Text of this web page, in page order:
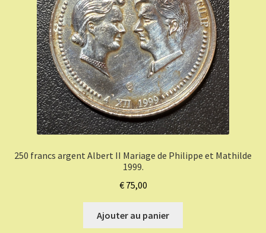
250 francs argent Albert II Mariage de Philippe et Mathilde
1999.
€75,00
Ajouter au panier